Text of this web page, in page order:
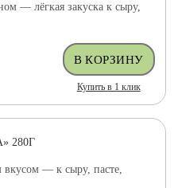
— лёгкая закуска к сыру,
Купить в 1 клик
280Г
— к сыру, пасте,